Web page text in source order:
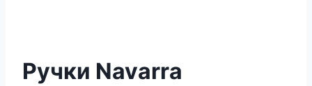
Ручки Navarra